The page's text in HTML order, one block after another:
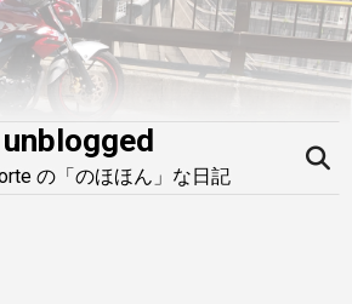
unblogged
の「のほほん」な日記